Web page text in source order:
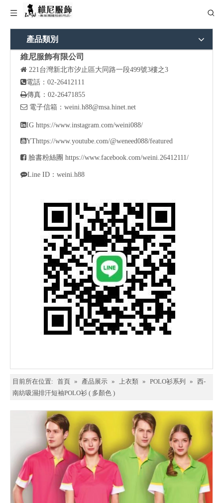
產品類別
維尼服飾有限公司
 221台灣新北市汐止區大同路一段499號3樓之3
電話：02-26412111
傳真：02-26471855
 電子信箱： weini.h88@msa.hinet.net
IG https://www.instagram.com/weini088/
YThttps://www.youtube.com/@weneed088/featured
 臉書粉絲團 https://www.facebook.com/weini.26412111/
Line ID：weini.h88
目前所在位置: 首頁 » 產品展示 » 上衣類 » POLO衫系列 » 西-
南紡吸濕排汗短袖POLO衫 ( 多顏色 )